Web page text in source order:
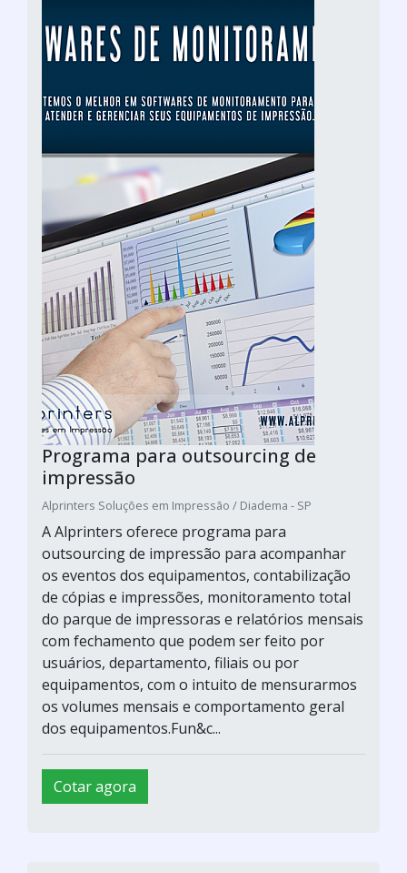
Programa para outsourcing de
impressão
Alprinters Soluções em Impressão / Diadema - SP
A Alprinters oferece programa para
outsourcing de impressão para acompanhar
os eventos dos equipamentos, contabilização
de cópias e impressões, monitoramento total
do parque de impressoras e relatórios mensais
com fechamento que podem ser feito por
usuários, departamento, filiais ou por
equipamentos, com o intuito de mensurarmos
os volumes mensais e comportamento geral
dos equipamentos.Fun&c...
Cotar agora